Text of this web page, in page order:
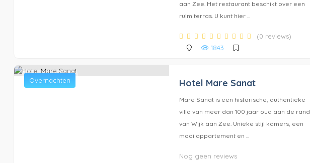
aan Zee. Het restaurant beschikt over een
ruim terras. U kunt hier ...
(0 reviews)
1843
Hotel Mare Sanat
Mare Sanat is een historische, authentieke
villa van meer dan 100 jaar oud aan de rand
van Wijk aan Zee. Unieke stijl kamers, een
mooi appartement en ...
Overnachten
Nog geen reviews